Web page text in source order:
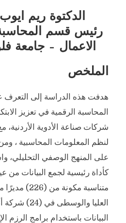
الدكتوة ريم
رئيس قسم المحاسبة
الاعمال – جامعة
الملخص
هدفت هذه الدراسة إلى التعرف
المحاسبة الرقمية في تعزيز
شركات صناعة الأدوية الأردنية،
لنظم المعلومات المحاسبية ،
على المنهج الوصفي التحليلي،
كأداة رئيسية لجمع البيانات من
متناسبة
العليا
البيانات باستخدام برامج الرزم